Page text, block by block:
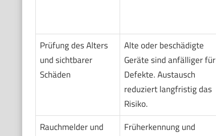
Prüfung des Alters
und sichtbarer
Schäden
Alte oder beschädigte
Geräte sind anfälliger für
Defekte. Austausch
reduziert langfristig das
Risiko.
Rauchmelder und
Früherkennung und